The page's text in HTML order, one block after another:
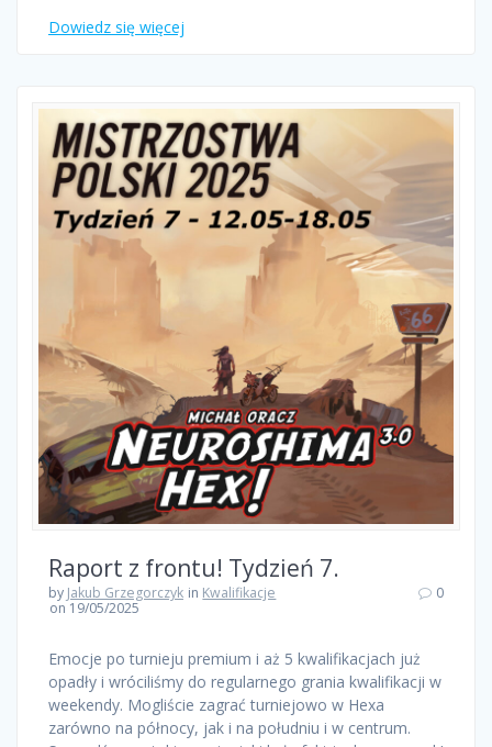
Dowiedz się więcej
Raport z frontu! Tydzień 7.
by Jakub Grzegorczyk in Kwalifikacje
on 19/05/2025
0
Emocje po turnieju premium i aż 5 kwalifikacjach już
opadły i wróciliśmy do regularnego grania kwalifikacji w
weekendy. Mogliście zagrać turniejowo w Hexa
zarówno na północy, jak i na południu i w centrum.